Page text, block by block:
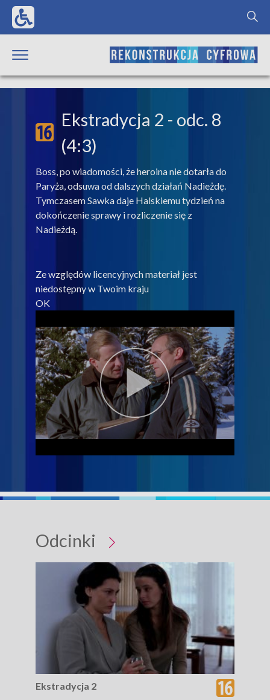
Ekstradycja 2 - odc. 8
(4:3)
Boss, po wiadomości, że heroina nie dotarła do
Paryża, odsuwa od dalszych działań Nadieżdę.
Tymczasem Sawka daje Halskiemu tydzień na
dokończenie sprawy i rozliczenie się z
Nadieżdą.
Ze względów licencyjnych materiał jest
niedostępny w Twoim kraju
OK
Odcinki
Ekstradycja 2